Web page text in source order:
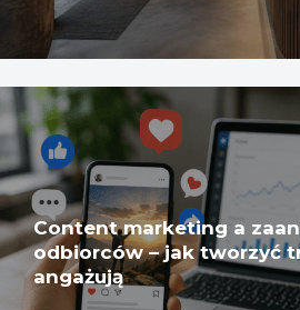
Content marketing a
odbiorców – jak tworzyć
angażują